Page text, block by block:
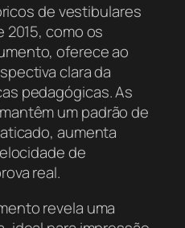
de vestibulares
2015, como os
oferece ao
clara da
pedagógicas. As
um padrão de
aumenta
de
real.
revela uma